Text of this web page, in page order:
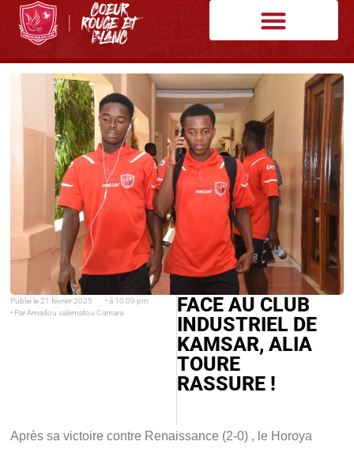
Publié le 21 février 2025 • à 10:09 pm
• ParAmadou salematou Camara
FACE AU CLUB
INDUSTRIEL DE
KAMSAR, ALIA
TOURE
RASSURE !
Après sa victoire contre Renaissance (2-0) , le Horoya